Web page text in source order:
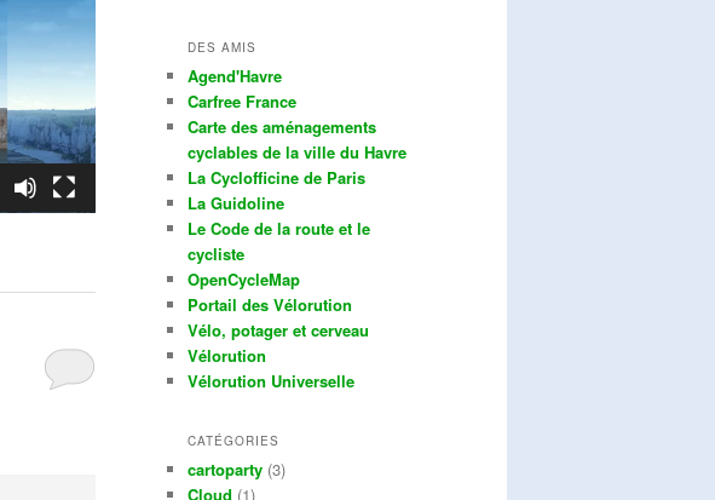
DES AMIS
Agend'Havre
Carfree France
Carte des aménagements
cyclables de la ville du Havre
La Cyclofficine de Paris
La Guidoline
Le Code de la route et le
cycliste
OpenCycleMap
Portail des Vélorution
Vélo, potager et cerveau
Vélorution
Vélorution Universelle
CATÉGORIES
cartoparty (3)
Cloud (1)